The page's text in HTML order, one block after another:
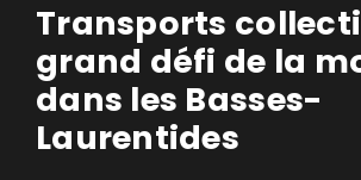
Transports
grand défi de la
dans les Basses-
Laurentides